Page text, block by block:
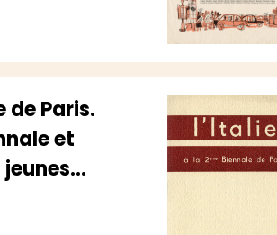
de Paris.
et